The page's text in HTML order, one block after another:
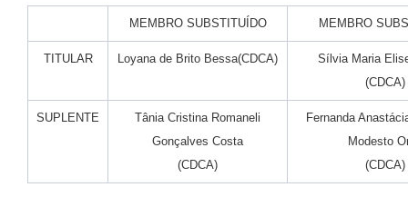
MEMBRO SUBSTITUÍDO MEMBRO
TITULAR Loyana de Brito Bessa(CDCA)
Sílvia Maria
(CDCA)
SUPLENTE
Tânia Cristina Romaneli
Gonçalves Costa
(CDCA)
Fernanda
Modesto
(CDCA)